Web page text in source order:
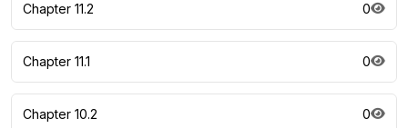
Chapter 11.2 0
Chapter 11.1 0
Chapter 10.2 0